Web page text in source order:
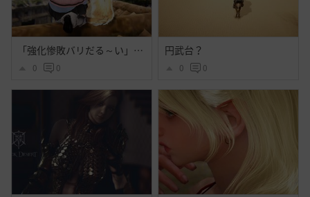
「強化惨敗バリだる～い」「・・・」
0 0
円武台？
0 0